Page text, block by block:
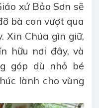
xứ Bảo Sơn sẽ
bà con vượt qua
Xin Chúa gìn giữ,
hữu nơi đây, và
góp dù nhỏ bé
lành cho vùng